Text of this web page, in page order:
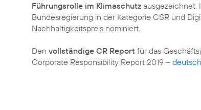
Führungsrolle im Klimaschutz ausgezeichnet.
Bundesregierung in der Kategorie CSR und
Nachhaltigkeitspreis nominiert.
Den vollständige CR Report für das
Corporate Responsibility Report 2019 – deutsch